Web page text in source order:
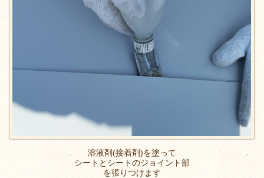
溶液剤(接着剤)を塗って
シートとシートのジョイント部
を張りつけます